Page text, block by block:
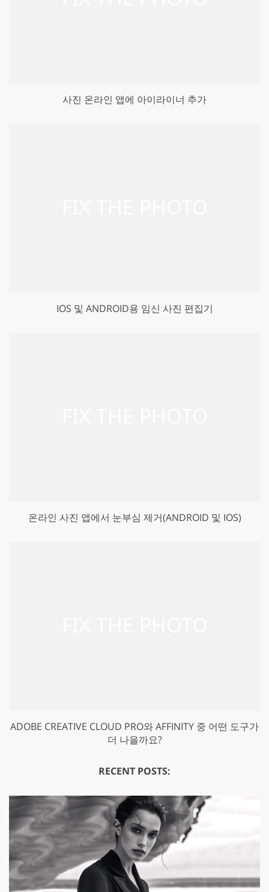
사진 온라인 앱에 아이라이너 추가
IOS 및 ANDROID용 임신 사진 편집기
온라인 사진 앱에서 눈부심 제거(ANDROID 및 IOS)
ADOBE CREATIVE CLOUD PRO와 AFFINITY 중 어떤 도구가
더 나을까요?
RECENT POSTS: